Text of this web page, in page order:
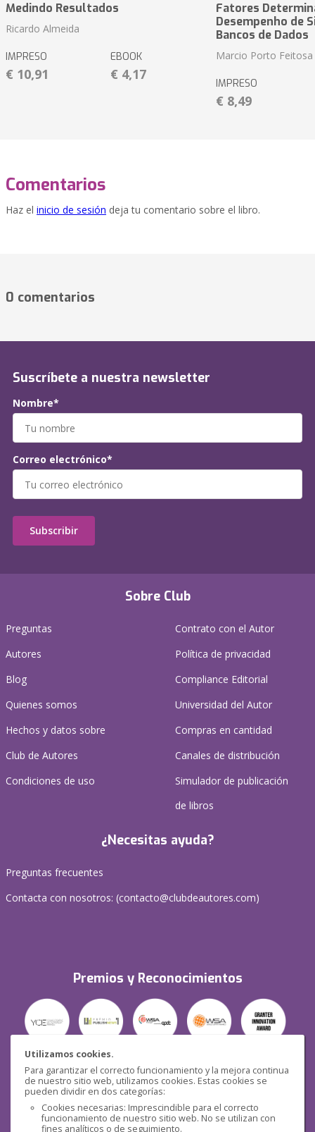
Utilizamos cookies.
Para garantizar el correcto funcionamiento y la mejora continua
de nuestro sitio web, utilizamos cookies. Estas cookies se
pueden dividir en dos categorías:
Cookies necesarias: Imprescindible para el correcto
funcionamiento de nuestro sitio web. No se utilizan con
fines analíticos o de seguimiento.
Medindo Resultados
Ricardo Almeida
IMPRESO
€ 10,91
EBOOK
€ 4,17
Fatores
Desempenho de
Bancos de Dados
Marcio Porto Feitosa
IMPRESO
€ 8,49
Comentarios
Haz el inicio de sesión deja tu comentario sobre el libro.
0 comentarios
Sobre Club
Preguntas
Autores
Blog
Quienes somos
Hechos y datos sobre
Club de Autores
Condiciones de uso
Contrato con el Autor
Política de privacidad
Compliance Editorial
Universidad del Autor
Compras en cantidad
Canales de distribución
Simulador de publicación
de libros
¿Necesitas ayuda?
Preguntas frecuentes
Contacta con nosotros: (contacto@clubdeautores.com)
Premios y Reconocimientos
Seguridad
Suscríbete a nuestra newsletter
Nombre*
Correo electrónico*
Subscribir